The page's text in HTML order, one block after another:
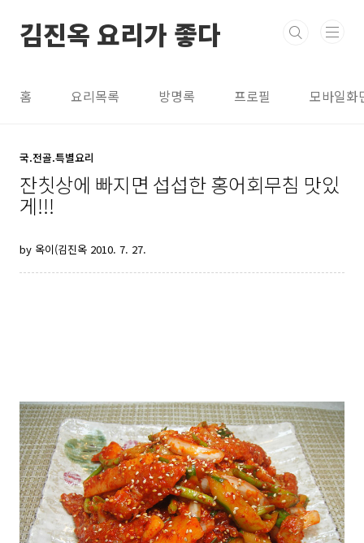
김진옥 요리가 좋다
홈 요리목록 방명록 프로필 모바일화
국.전골.특별요리
잔칫상에 빠지면 섭섭한 홍어회무침 맛있
게!!!
by 옥이(김진옥 2010. 7. 27.